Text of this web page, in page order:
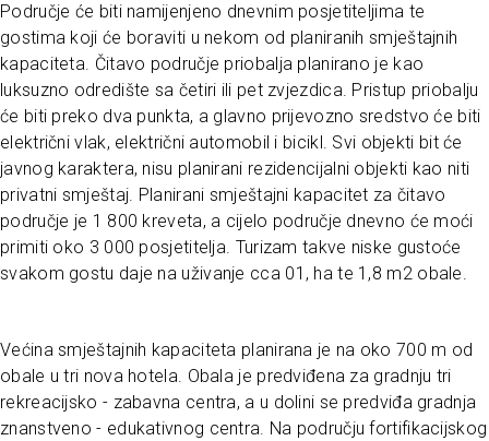
Područje će biti namijenjeno dnevnim posjetiteljima te
gostima koji će boraviti u nekom od planiranih smještajnih
kapaciteta. Čitavo područje priobalja planirano je kao
luksuzno odredište sa četiri ili pet zvjezdica. Pristup priobalju
će biti preko dva punkta, a glavno prijevozno sredstvo će biti
električni vlak, električni automobil i bicikl. Svi objekti bit će
javnog karaktera, nisu planirani rezidencijalni objekti kao niti
privatni smještaj. Planirani smještajni kapacitet za čitavo
područje je 1 800 kreveta, a cijelo područje dnevno će moći
primiti oko 3 000 posjetitelja. Turizam takve niske gustoće
svakom gostu daje na uživanje cca 01, ha te 1,8 m2 obale.
Većina smještajnih kapaciteta planirana je na oko 700 m od
obale u tri nova hotela. Obala je predviđena za gradnju tri
rekreacijsko - zabavna centra, a u dolini se predviđa gradnja
znanstveno - edukativnog centra. Na području fortifikacijskog